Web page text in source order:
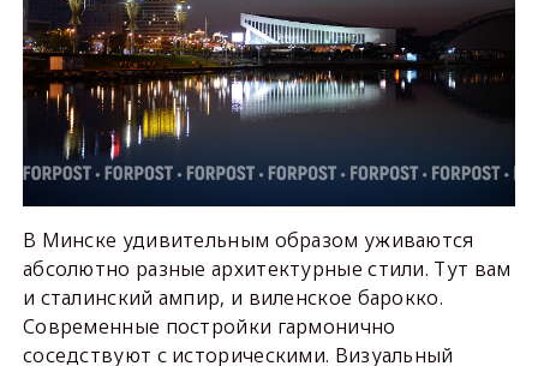
В Минске удивительным образом уживаются
абсолютно разные архитектурные стили. Тут вам
и сталинский ампир, и виленское барокко.
Современные постройки гармонично
соседствуют с историческими. Визуальный